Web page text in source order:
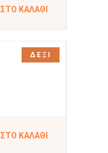
ΣΤΟ ΚΑΛΆΘΙ
ΣΤΟ ΚΑΛΆΘΙ
ΔΕΞΙ